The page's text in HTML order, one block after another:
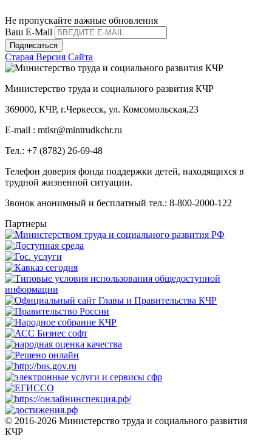
Не пропускайте важные обновления
Ваш E-Mail
Подписаться
Старая Версия Сайта
Министерство труда и социального развития КЧР
369000, КЧР, г.Черкесск, ул. Комсомольская,23
E-mail : mtisr@mintrudkchr.ru
Тел.: +7 (8782) 26-69-48
Телефон доверия фонда поддержки детей, находящихся в
трудной жизненной ситуации.
Звонок анонимный и бесплатный тел.: 8-800-2000-122
Партнеры
© 2016-2026 Министерство труда и социального развития
КЧР